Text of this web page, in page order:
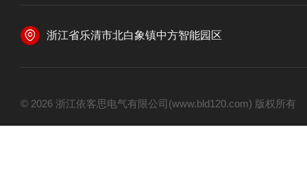
浙江省乐清市北白象镇中方智能园区
© 2026 浙江依客思电气有限公司(www.bld120.com) 版权所有